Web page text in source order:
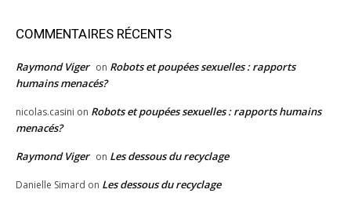
COMMENTAIRES RÉCENTS
Raymond Viger on Robots et poupées sexuelles : rapports
humains menacés?
nicolas.casini on Robots et poupées sexuelles : rapports humains
menacés?
Raymond Viger on Les dessous du recyclage
Danielle Simard on Les dessous du recyclage